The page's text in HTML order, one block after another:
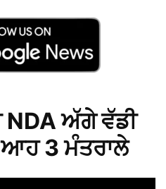
NDA ਅੱਗੇ ਵੱਡੀ
ਆਹ 3 ਮੰਤਰਾਲੇ